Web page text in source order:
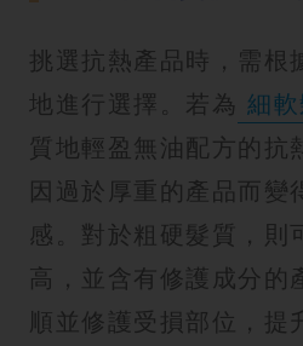
挑選抗熱產品時，需根
地進行選擇。若為 細
質地輕盈無油配方的抗
因過於厚重的產品而變
感。對於粗硬髮質，則
高，並含有修護成分的
順並修護受損部位，提